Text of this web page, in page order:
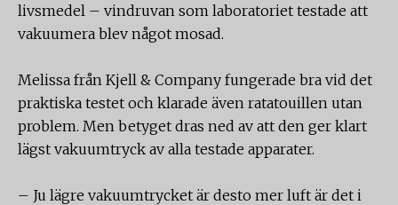
livsmedel – vindruvan som laboratoriet testade att
vakuumera blev något mosad.
Melissa från Kjell & Company fungerade bra vid det
praktiska testet och klarade även ratatouillen utan
problem. Men betyget dras ned av att den ger klart
lägst vakuumtryck av alla testade apparater.
– Ju lägre vakuumtrycket är desto mer luft är det i